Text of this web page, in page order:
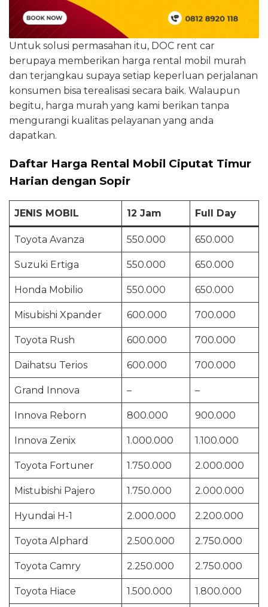
Untuk solusi permasahan itu, DOC rent car
berupaya memberikan harga rental mobil murah
dan terjangkau supaya setiap keperluan perjalanan
konsumen bisa terealisasi secara baik. Walaupun
begitu, harga murah yang kami berikan tanpa
mengurangi kualitas pelayanan yang anda
dapatkan.
Daftar Harga Rental Mobil Ciputat Timur
Harian dengan Sopir
JENIS MOBIL 12 Jam Full Day
Toyota Avanza 550.000 650.000
Suzuki Ertiga 550.000 650.000
Honda Mobilio 550.000 650.000
Misubishi Xpander 600.000 700.000
Toyota Rush 600.000 700.000
Daihatsu Terios 600.000 700.000
Grand Innova – –
Innova Reborn 800.000 900.000
Innova Zenix 1.000.000 1.100.000
Toyota Fortuner 1.750.000 2.000.000
Mistubishi Pajero 1.750.000 2.000.000
Hyundai H-1 2.000.000 2.200.000
Toyota Alphard 2.500.000 2.750.000
Toyota Camry 2.250.000 2.750.000
Toyota Hiace 1.500.000 1.800.000